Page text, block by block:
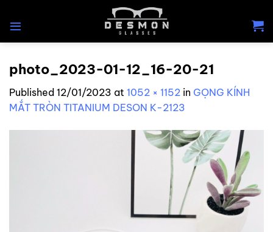
photo_2023-01-12_16-20-21
Published 12/01/2023 at 1052 × 1152 in GỌNG KÍNH
MẮT TRÒN TITANIUM DESON K-2123